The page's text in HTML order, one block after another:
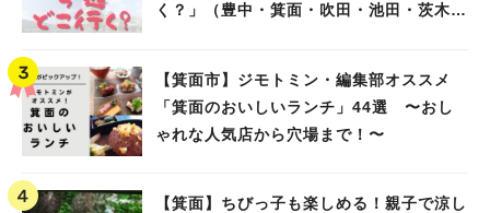
く？」（豊中・箕面・吹田・池田・茨木・
【箕面市】ジモトミン・編集部オススメ
「箕面のおいしいランチ」44選 〜おし
ゃれな人気店から穴場まで！〜
【箕面】ちびっ子も楽しめる！親子で涼し